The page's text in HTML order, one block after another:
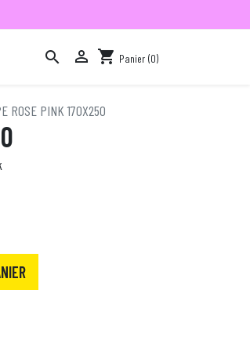
  shopping_cart Panier (0)
ROSE PINK 170X250